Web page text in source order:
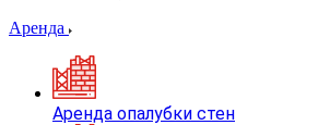
Аренда
Аренда опалубки стен